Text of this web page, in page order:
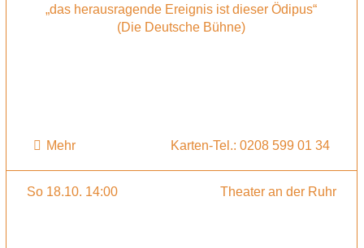
„das herausragende Ereignis ist dieser Ödipus“
(Die Deutsche Bühne)
Mehr Karten-Tel.: 0208 599 01 34
So 18.10. 14:00 Theater an der Ruhr